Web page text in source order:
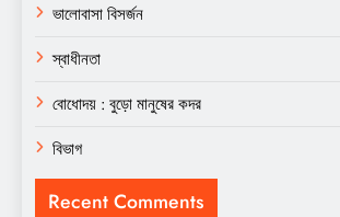
ভালোবাসা বিসর্জন
স্বাধীনতা
বোধোদয় : বুড়ো মানুষের কদর
বিভাগ
Recent Comments